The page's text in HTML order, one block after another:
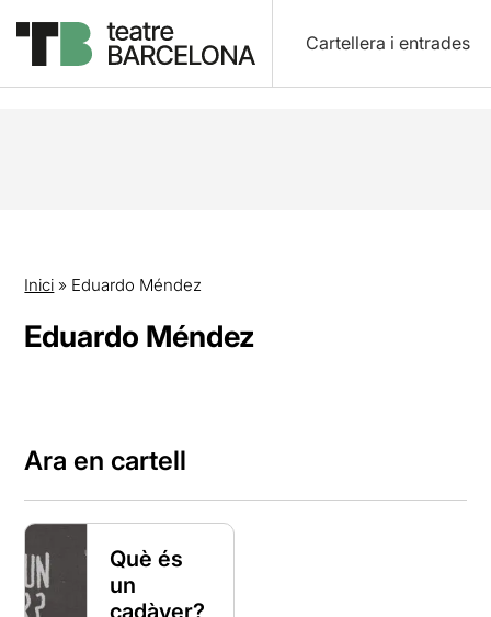
Cartellera i entrades
Inici » Eduardo Méndez
Eduardo Méndez
Ara en cartell
Què és
un
cadàver?